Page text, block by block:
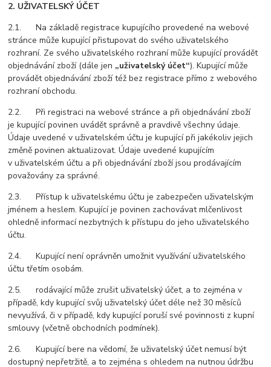
2. UŽIVATELSKÝ ÚČET
2.1. Na základě registrace kupujícího provedené na webové
stránce může kupující přistupovat do svého uživatelského
rozhraní. Ze svého uživatelského rozhraní může kupující provádět
objednávání zboží (dále jen „uživatelský účet“). Kupující může
provádět objednávání zboží též bez registrace přímo z webového
rozhraní obchodu.
2.2. Při registraci na webové stránce a při objednávání zboží
je kupující povinen uvádět správně a pravdivě všechny údaje.
Údaje uvedené v uživatelském účtu je kupující při jakékoliv jejich
změně povinen aktualizovat. Údaje uvedené kupujícím
v uživatelském účtu a při objednávání zboží jsou prodávajícím
považovány za správné.
2.3. Přístup k uživatelskému účtu je zabezpečen uživatelským
jménem a heslem. Kupující je povinen zachovávat mlčenlivost
ohledně informací nezbytných k přístupu do jeho uživatelského
účtu.
2.4. Kupující není oprávněn umožnit využívání uživatelského
účtu třetím osobám.
2.5. rodávající může zrušit uživatelský účet, a to zejména v
případě, kdy kupující svůj uživatelský účet déle než 30 měsíců
nevyužívá, či v případě, kdy kupující poruší své povinnosti z kupní
smlouvy (včetně obchodních podmínek).
2.6. Kupující bere na vědomí, že uživatelský účet nemusí být
dostupný nepřetržitě, a to zejména s ohledem na nutnou údržbu